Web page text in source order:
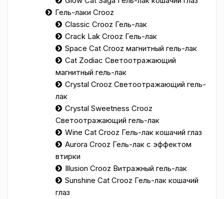
Гель-лаки Crooz
Classic Crooz Гель-лак
Crack Lak Crooz Гель-лак
Space Cat Crooz магнитный гель-лак
Сat Zodiac Светоотражающий
магнитный гель-лак
Crystal Crooz Светоотражающий гель-
лак
Crystal Sweetness Crooz
Светоотражающий гель-лак
Wine Cat Crooz Гель-лак кошачий глаз
Aurora Crooz Гель-лак с эффектом
втирки
Illusion Crooz Витражный гель-лак
Sunshine Cat Crooz Гель-лак кошачий
глаз